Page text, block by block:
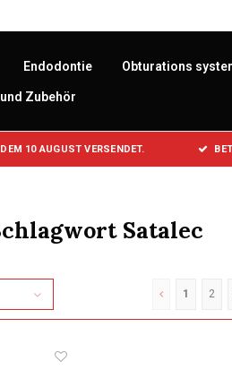
Endodontie Obturations
Zubehör
10 AUGUST VERSENDET.
Satalec
1 2